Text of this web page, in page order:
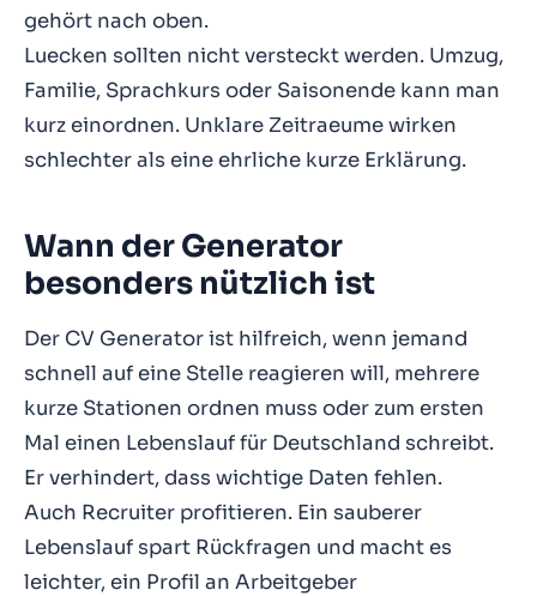
gehört nach oben.
Luecken sollten nicht versteckt werden. Umzug,
Familie, Sprachkurs oder Saisonende kann man
kurz einordnen. Unklare Zeitraeume wirken
schlechter als eine ehrliche kurze Erklärung.
Wann der Generator
besonders nützlich ist
Der CV Generator ist hilfreich, wenn jemand
schnell auf eine Stelle reagieren will, mehrere
kurze Stationen ordnen muss oder zum ersten
Mal einen Lebenslauf für Deutschland schreibt.
Er verhindert, dass wichtige Daten fehlen.
Auch Recruiter profitieren. Ein sauberer
Lebenslauf spart Rückfragen und macht es
leichter, ein Profil an Arbeitgeber